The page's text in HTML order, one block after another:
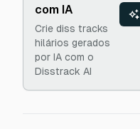
com IA
Crie diss tracks
hilários gerados
por IA com o
Disstrack AI